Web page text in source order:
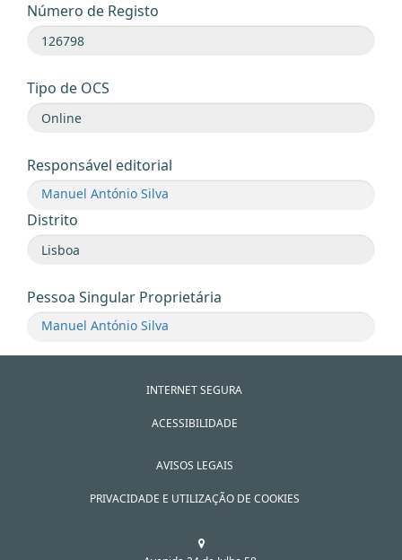
Número de Registo
Tipo de OCS
Responsável editorial
Manuel António Silva
Distrito
Pessoa Singular Proprietária
Manuel António Silva
INTERNET SEGURA
ACESSIBILIDADE
AVISOS LEGAIS
PRIVACIDADE E UTILIZAÇÃO DE COOKIES